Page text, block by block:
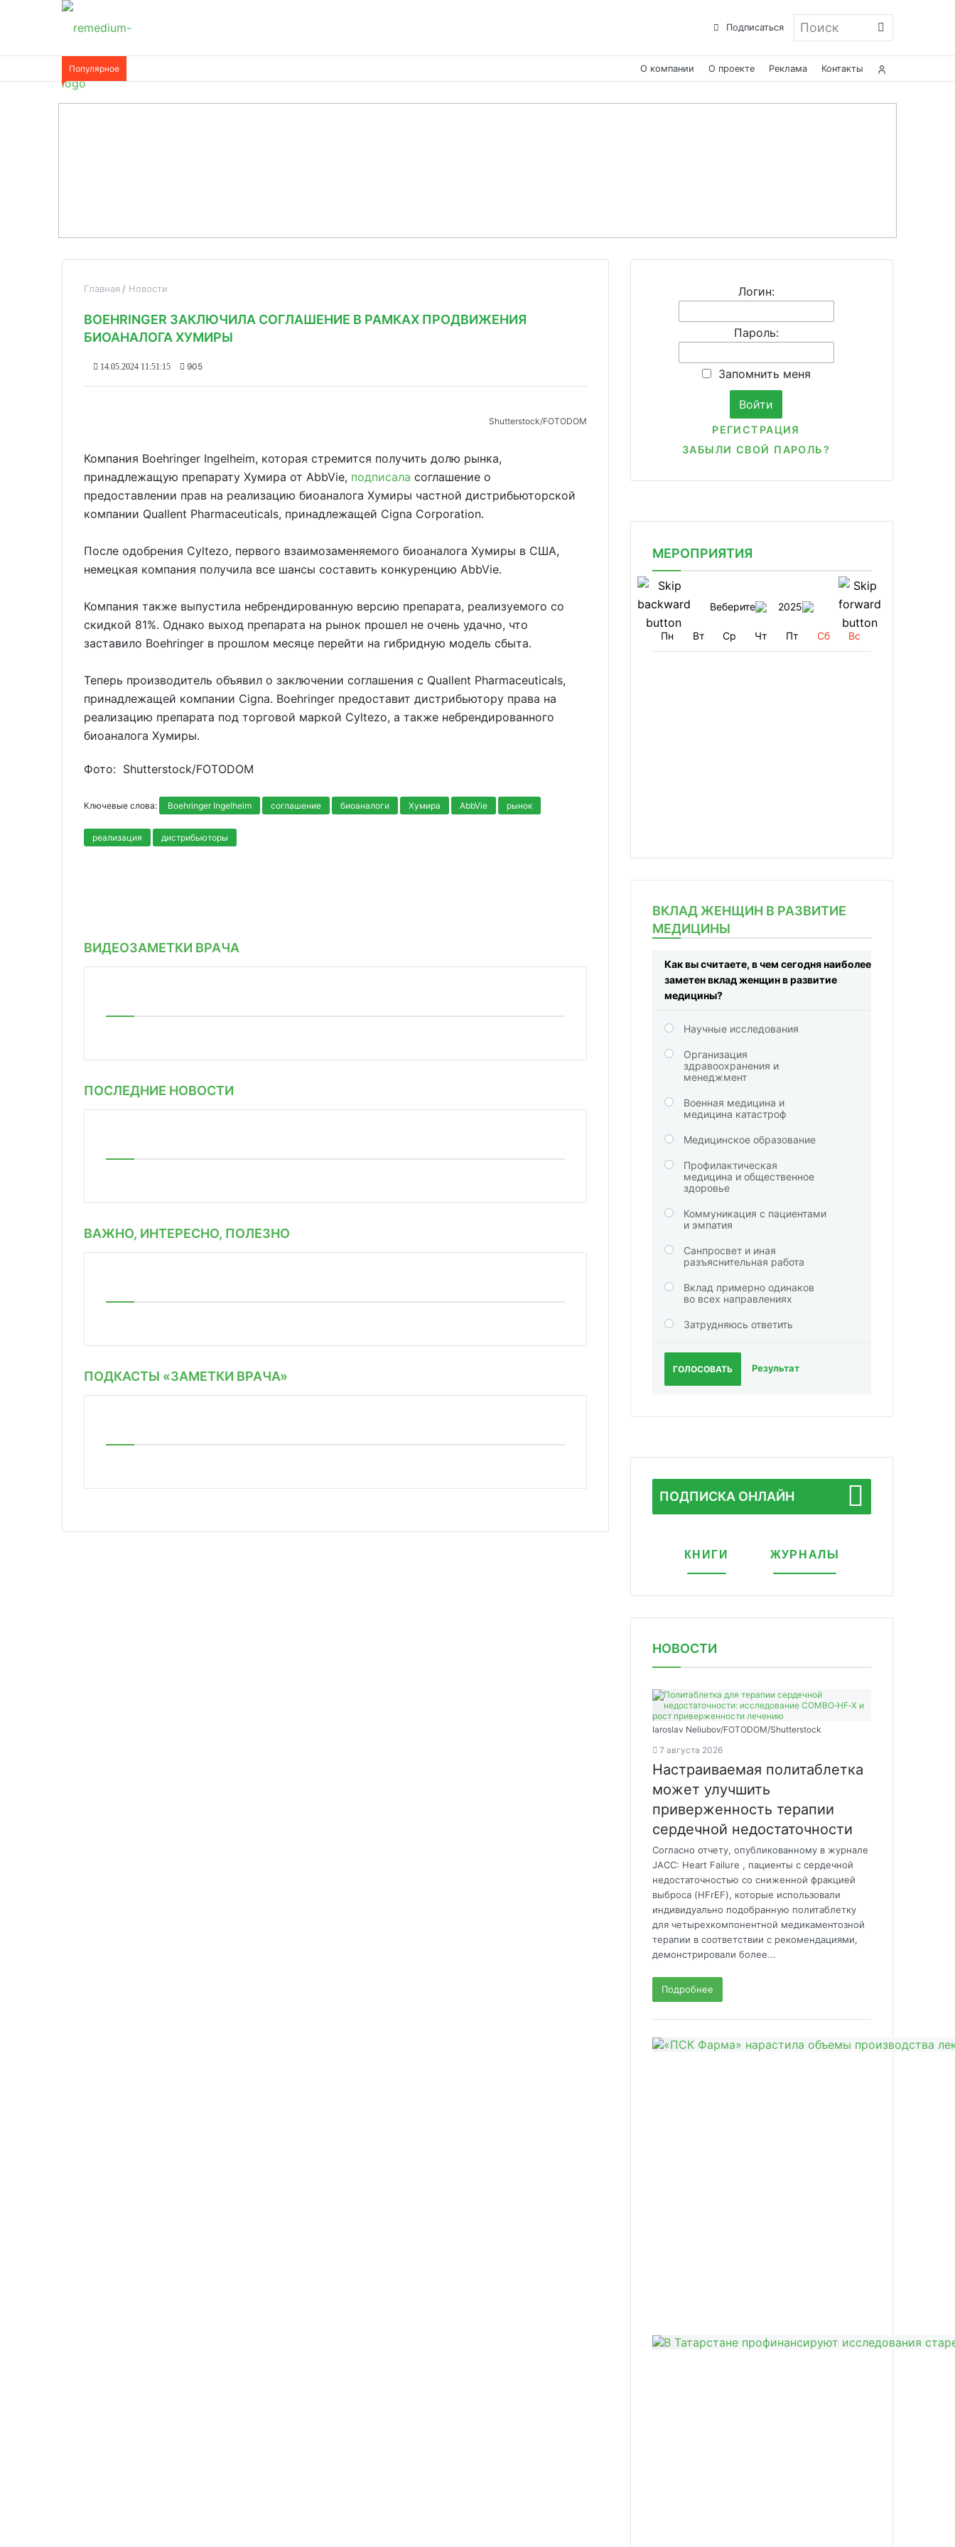
Подписаться Поиск
Популярное О компании О проекте Реклама Контакты
Главная Новости
BOEHRINGER ЗАКЛЮЧИЛА СОГЛАШЕНИЕ В РАМКАХ ПРОДВИЖЕНИЯ
БИОАНАЛОГА ХУМИРЫ
14.05.2024 11:51:15 905
Shutterstoсk/FOTODOM
Компания Boehringer Ingelheim, которая стремится получить долю рынка,
принадлежащую препарату Хумира от AbbVie, подписала соглашение о
предоставлении прав на реализацию биоаналога Хумиры частной дистрибьюторской
компании Quallent Pharmaceuticals, принадлежащей Cigna Corporation.
После одобрения Cyltezo, первого взаимозаменяемого биоаналога Хумиры в США,
немецкая компания получила все шансы составить конкуренцию AbbVie.
Компания также выпустила небрендированную версию препарата, реализуемого со
скидкой 81%. Однако выход препарата на рынок прошел не очень удачно, что
заставило Boehringer в прошлом месяце перейти на гибридную модель сбыта.
Теперь производитель объявил о заключении соглашения с Quallent Pharmaceuticals,
принадлежащей компании Cigna. Boehringer предоставит дистрибьютору права на
реализацию препарата под торговой маркой Cyltezo, а также небрендированного
биоаналога Хумиры.
Фото: Shutterstoсk/FOTODOM
Ключевые слова: Boehringer Ingelheim соглашение биоаналоги Хумира AbbVie рынок
реализация дистрибьюторы
ВИДЕОЗАМЕТКИ ВРАЧА
ПОСЛЕДНИЕ НОВОСТИ
ВАЖНО, ИНТЕРЕСНО, ПОЛЕЗНО
ПОДКАСТЫ «ЗАМЕТКИ ВРАЧА»
Логин:
Пароль:
Запомнить меня
РЕГИСТРАЦИЯ
ЗАБЫЛИ СВОЙ ПАРОЛЬ?
МЕРОПРИЯТИЯ
Веберите 2025
Пн Вт Ср Чт Пт Сб Вс
ВКЛАД ЖЕНЩИН В РАЗВИТИЕ
МЕДИЦИНЫ
Как вы считаете, в чем сегодня наиболее
заметен вклад женщин в развитие
медицины?
Научные исследования
Организация
здравоохранения и
менеджмент
Военная медицина и
медицина катастроф
Медицинское образование
Профилактическая
медицина и общественное
здоровье
Коммуникация с пациентами
и эмпатия
Санпросвет и иная
разъяснительная работа
Вклад примерно одинаков
во всех направлениях
Затрудняюсь ответить
ГОЛОСОВАТЬ Результат
ПОДПИСКА ОНЛАЙН
КНИГИ ЖУРНАЛЫ
НОВОСТИ
Iaroslav Neliubov/FOTODOM/Shutterstoсk
7 августа 2026
Настраиваемая политаблетка
может улучшить
приверженность терапии
сердечной недостаточности
Согласно отчету, опубликованному в журнале
JACC: Heart Failure , пациенты с сердечной
недостаточностью со сниженной фракцией
выброса (HFrEF), которые использовали
индивидуально подобранную политаблетку
для четырехкомпонентной медикаментозной
терапии в соответствии с рекомендациями,
демонстрировали более...
Подробнее